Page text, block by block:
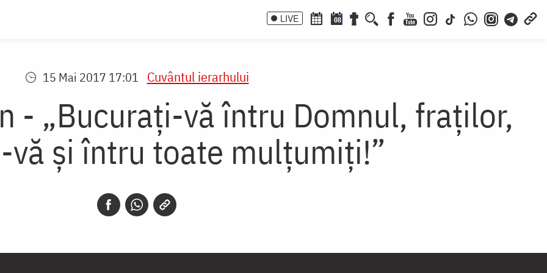
LIVE 08
15 Mai 2017 17:01 Cuvântul ierarhului
- „Bucurați-vă întru Domnul, fraților,
vă și întru toate mulțumiți!”